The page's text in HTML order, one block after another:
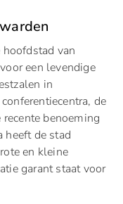
van
een levendige
in
de
benoeming
heeft de stad
en kleine
garant staat voor